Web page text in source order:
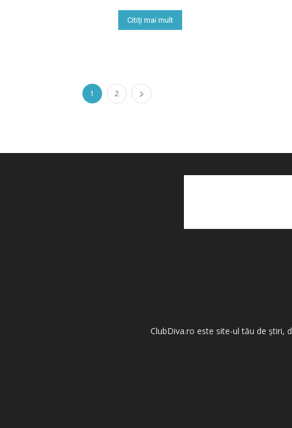
Citiți mai mult
1 2
ClubDiva.ro este site-ul tău de știri,